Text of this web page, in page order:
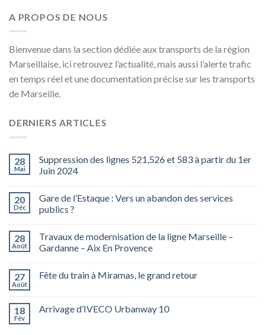
A PROPOS DE NOUS
Bienvenue dans la section dédiée aux transports de la région
Marseillaise, ici retrouvez l’actualité, mais aussi l’alerte trafic
en temps réel et une documentation précise sur les transports
de Marseille.
DERNIERS ARTICLES
28
Mai
Suppression des lignes 521,526 et 583 à partir du 1er
Juin 2024
20
Déc
Gare de l’Estaque : Vers un abandon des services
publics ?
28
Août
Travaux de modernisation de la ligne Marseille –
Gardanne – Aix En Provence
27
Août
Fête du train à Miramas, le grand retour
18
Fév
Arrivage d’IVECO Urbanway 10